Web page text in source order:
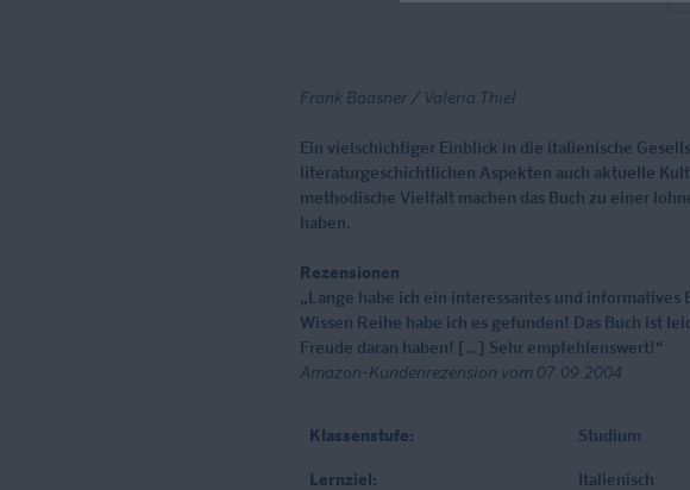
Frank Baasner / Valeria Thiel
Ein vielschichtiger Einblick in die italienische
literaturgeschichtlichen Aspekten auch aktuelle
methodische Vielfalt machen das Buch zu einer
haben.
Rezensionen
„Lange habe ich ein interessantes und
Wissen Reihe habe ich es gefunden! Das Buch ist
Freude daran haben! […] Sehr empfehlenswert!“
Amazon-Kundenrezension vom 07.09.2004
Klassenstufe: Studium
Lernziel: Italienisch